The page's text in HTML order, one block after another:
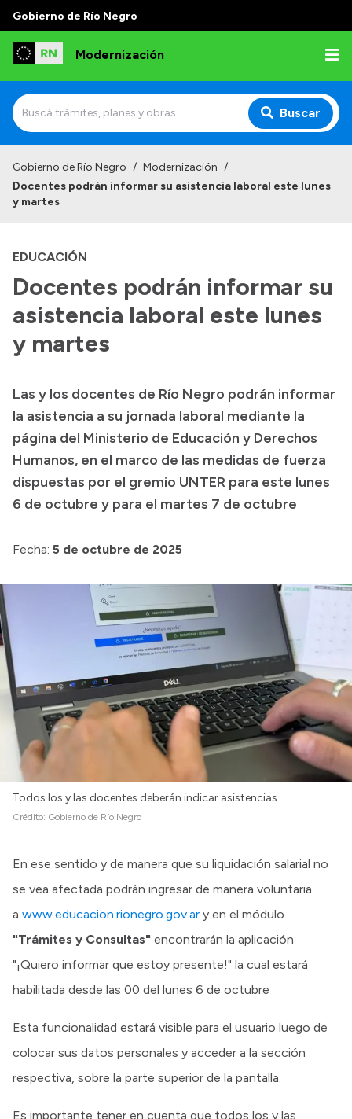
Gobierno de Río Negro
Modernización
Buscar
Institucional
Misión y Visión
Normativa
Transparencia
Boletín Oficial
Compras y licitaciones
Consulta de expedientes
Consulta de pago a proveedores
Convocatorias
Gobierno de Río Negro / Modernización /
Docentes podrán informar su asistencia laboral este lunes
y martes
EDUCACIÓN
Docentes podrán informar su
asistencia laboral este lunes
y martes
Las y los docentes de Río Negro podrán informar
la asistencia a su jornada laboral mediante la
página del Ministerio de Educación y Derechos
Humanos, en el marco de las medidas de fuerza
dispuestas por el gremio UNTER para este lunes
6 de octubre y para el martes 7 de octubre
Fecha: 5 de octubre de 2025
Todos los y las docentes deberán indicar asistencias
Crédito: Gobierno de Río Negro
En ese sentido y de manera que su liquidación salarial no
se vea afectada podrán ingresar de manera voluntaria
a www.educacion.rionegro.gov.ar y en el módulo
"Trámites y Consultas" encontrarán la aplicación
"¡Quiero informar que estoy presente!" la cual estará
habilitada desde las 00 del lunes 6 de octubre
Esta funcionalidad estará visible para el usuario luego de
colocar sus datos personales y acceder a la sección
respectiva, sobre la parte superior de la pantalla.
Es importante tener en cuenta que todos los y las